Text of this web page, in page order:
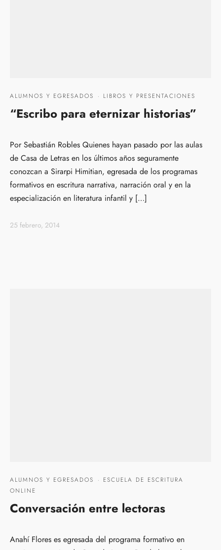
ALUMNOS Y EGRESADOS · LIBROS Y PRESENTACIONES
“Escribo para eternizar historias”
Por Sebastián Robles Quienes hayan pasado por las aulas
de Casa de Letras en los últimos años seguramente
conozcan a Sirarpi Himitian, egresada de los programas
formativos en escritura narrativa, narración oral y en la
especialización en literatura infantil y […]
25 febrero, 2014
ALUMNOS Y EGRESADOS · ESCUELA DE ESCRITURA
ONLINE
Conversación entre lectoras
Anahí Flores es egresada del programa formativo en